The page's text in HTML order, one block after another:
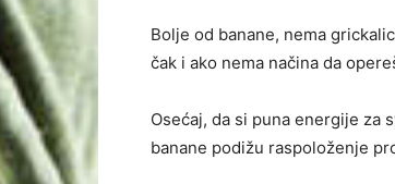
Bolje od banane, nema
čak i ako nema načina da
Osećaj, da si puna energije za
banane podižu raspoloženje